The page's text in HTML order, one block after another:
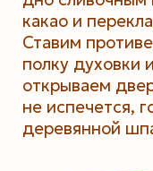
какао и
Ставим
полку духовки
открываем
не испечется,
деревянной